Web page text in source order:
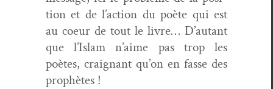
tion et de l’action du poète qui est
au coeur de tout le livre… D’autant
que l’Islam n’aime pas trop les
poètes, craig­nant qu’on en fasse des
prophètes !